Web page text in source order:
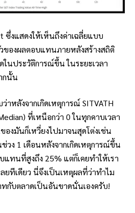
ซึ่งแสดงให้เห็นถึงค่าเฉลี่ยแบบ
ของผลตอบแทนภายหลังสร้างสถิติ
นประวัติการณ์ขึ้น ในระยะเวลา
กนั้น
าหลังจากเกิดเหตุการณ์ SITVATH
ที่เหนือกว่า 0 ในทุกคาบเวลา
งมันก็เหวี่ยงไปมาจนสุดโต่งเช่น
วง 1 เดือนหลังจากเกิดเหตุการณ์ขึ้น
ทนที่สูงถึง 25% แต่ก็เคยทำให้เรา
ยทีเดียว นี่จึงเป็นเหตุผลที่ว่าทำไม
กับตลาดเป็นอันขาดนั่นเองครับ!